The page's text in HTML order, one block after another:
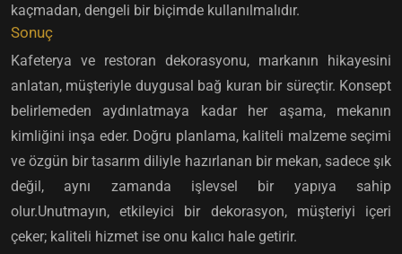
kaçmadan, dengeli bir biçimde kullanılmalıdır.
Sonuç
Kafeterya ve restoran dekorasyonu, markanın hikayesini
anlatan, müşteriyle duygusal bağ kuran bir süreçtir. Konsept
belirlemeden aydınlatmaya kadar her aşama, mekanın
kimliğini inşa eder. Doğru planlama, kaliteli malzeme seçimi
ve özgün bir tasarım diliyle hazırlanan bir mekan, sadece şık
değil, aynı zamanda işlevsel bir yapıya sahip
olur.Unutmayın, etkileyici bir dekorasyon, müşteriyi içeri
çeker; kaliteli hizmet ise onu kalıcı hale getirir.